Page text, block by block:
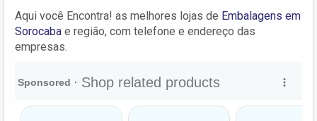
Aqui você Encontra! as melhores lojas de Embalagens em
Sorocaba e região, com telefone e endereço das
empresas.